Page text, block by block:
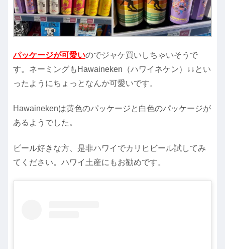
パッケージが可愛いのでジャケ買いしちゃいそうで
す。ネーミングもHawaineken（ハワイネケン）↓↓とい
ったようにちょっとなんか可愛いです。
Hawainekenは黄色のパッケージと白色のパッケージが
あるようでした。
ビール好きな方、是非ハワイでカリヒビール試してみ
てください。ハワイ土産にもお勧めです。